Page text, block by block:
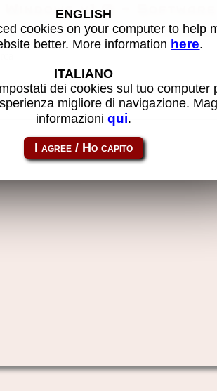
Windows v1.0 - Software
usando questo link:
ENGLISH
cookies on your computer to help
better. More information here.
ITALIANO
dei cookies sul tuo computer
migliore di navigazione.
informazioniqui.